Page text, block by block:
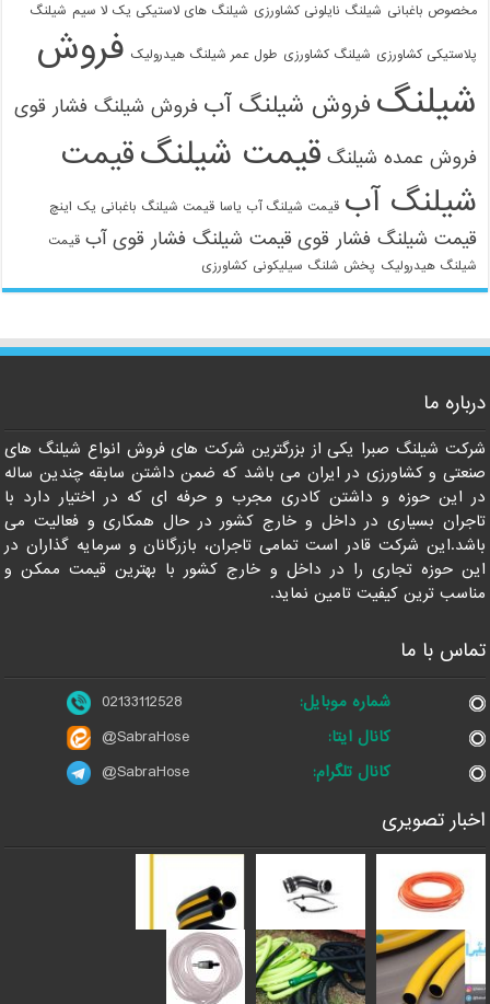
مخصوص باغبانی شیلنگ نایلونی کشاورزی شیلنگ های لاستیکی یک لا سیم شیلنگ
پلاستیکی کشاورزی شیلنگ کشاورزی طول عمر شیلنگ هیدرولیک فروش
شیلنگ فروش شیلنگ آب فروش شیلنگ فشار قوی
فروش عمده شیلنگ قیمت شیلنگقیمت
شیلنگ آب قیمت شیلنگ آب یاسا قیمت شیلنگ باغبانی یک اینچ
قیمت شیلنگ فشار قوی قیمت شیلنگ فشار قوی آب قیمت
شیلنگ هیدرولیک پخش شلنگ سیلیکونی کشاورزی
درباره ما
شرکت شیلنگ صبرا یکی از بزرگترین شرکت های فروش انواع شیلنگ های
صنعتی و کشاورزی در ایران می باشد که ضمن داشتن سابقه چندین ساله
در این حوزه و داشتن کادری مجرب و حرفه ای که در اختیار دارد با
تاجران بسیاری در داخل و خارج کشور در حال همکاری و فعالیت می
باشد.این شرکت قادر است تمامی تاجران، بازرگانان و سرمایه گذاران در
این حوزه تجاری را در داخل و خارج کشور با بهترین قیمت ممکن و
مناسب ترین کیفیت تامین نماید.
تماس با ما
شماره موبایل:
02133112528
کانال ایتا:
@SabraHose
کانال تلگرام:
@SabraHose
اخبار تصویری